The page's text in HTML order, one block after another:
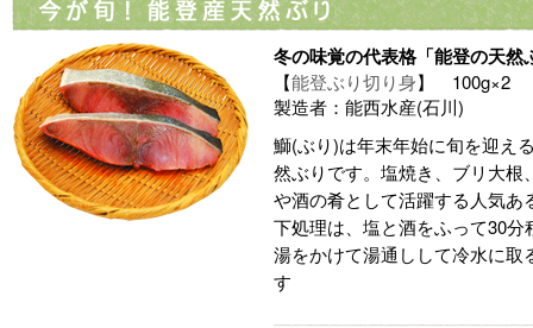
冬の味覚の代表格「能登の天然
【能登ぶり切り身】 100g×2
製造者：能西水産(石川)
鰤(ぶり)は年末年始に旬を迎え
然ぶりです。塩焼き、ブリ大
や酒の肴として活躍する人気あ
下処理は、塩と酒をふって30
湯をかけて湯通しして冷水に
す